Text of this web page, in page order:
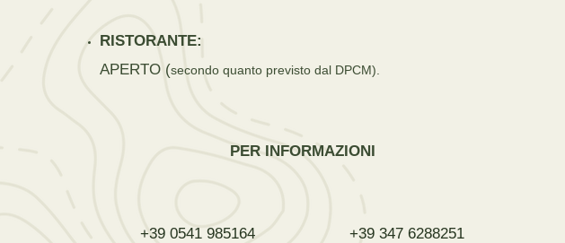
RISTORANTE:
APERTO (secondo quanto previsto dal DPCM).
PER INFORMAZIONI
+39 0541 985164 +39 347 6288251